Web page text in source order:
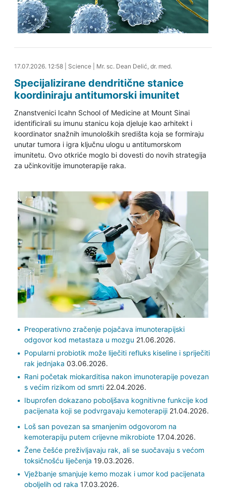
17.07.2026. 13:18
17.07.2026. 12:58| Science| Mr. sc. Dean Delić, dr. med.
Specijalizirane dendritične stanice
koordiniraju antitumorski imunitet
Znanstvenici Icahn School of Medicine at Mount Sinai
identificirali su imunu stanicu koja djeluje kao arhitekt i
koordinator snažnih imunoloških središta koja se formiraju
unutar tumora i igra ključnu ulogu u antitumorskom
imunitetu. Ovo otkriće moglo bi dovesti do novih strategija
za učinkovitije imunoterapije raka.
Preoperativno zračenje pojačava imunoterapijski
odgovor kod metastaza u mozgu 21.06.2026.
Popularni probiotik može liječiti refluks kiseline i spriječiti
rak jednjaka 03.06.2026.
Rani početak miokarditisa nakon imunoterapije povezan
s većim rizikom od smrti22.04.2026.
Ibuprofen dokazano poboljšava kognitivne funkcije kod
pacijenata koji se podvrgavaju kemoterapiji21.04.2026.
Loš san povezan sa smanjenim odgovorom na
kemoterapiju putem crijevne mikrobiote17.04.2026.
Žene češće preživljavaju rak, ali se suočavaju s većom
toksičnošću liječenja 19.03.2026.
Vježbanje smanjuje kemo mozak i umor kod pacijenata
oboljelih od raka 17.03.2026.